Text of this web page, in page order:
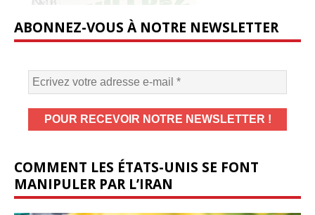
ABONNEZ-VOUS À NOTRE NEWSLETTER
COMMENT LES ÉTATS-UNIS SE FONT
MANIPULER PAR L’IRAN